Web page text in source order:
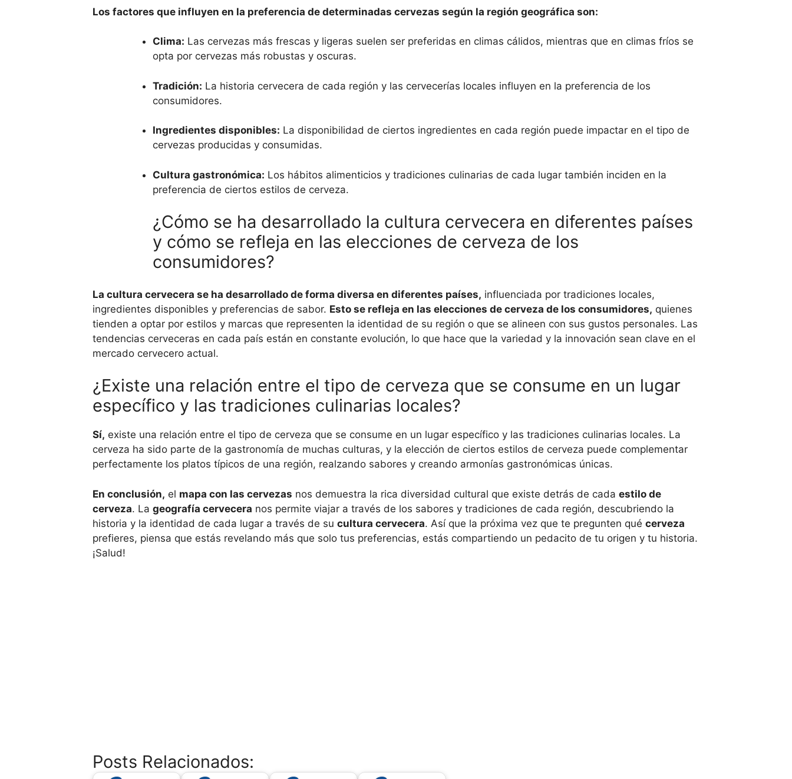
Los factores que influyen en la preferencia de determinadas cervezas según la región geográfica son:
Clima: Las cervezas más frescas y ligeras suelen ser preferidas en climas cálidos, mientras que en climas fríos se
opta por cervezas más robustas y oscuras.
Tradición: La historia cervecera de cada región y las cervecerías locales influyen en la preferencia de los
consumidores.
Ingredientes disponibles: La disponibilidad de ciertos ingredientes en cada región puede impactar en el tipo de
cervezas producidas y consumidas.
Cultura gastronómica: Los hábitos alimenticios y tradiciones culinarias de cada lugar también inciden en la
preferencia de ciertos estilos de cerveza.
¿Cómo se ha desarrollado la cultura cervecera en diferentes países
y cómo se refleja en las elecciones de cerveza de los
consumidores?
La cultura cervecera se ha desarrollado de forma diversa en diferentes países, influenciada por tradiciones locales,
ingredientes disponibles y preferencias de sabor. Esto se refleja en las elecciones de cerveza de los consumidores, quienes
tienden a optar por estilos y marcas que representen la identidad de su región o que se alineen con sus gustos personales. Las
tendencias cerveceras en cada país están en constante evolución, lo que hace que la variedad y la innovación sean clave en el
mercado cervecero actual.
¿Existe una relación entre el tipo de cerveza que se consume en un lugar
específico y las tradiciones culinarias locales?
Sí, existe una relación entre el tipo de cerveza que se consume en un lugar específico y las tradiciones culinarias locales. La
cerveza ha sido parte de la gastronomía de muchas culturas, y la elección de ciertos estilos de cerveza puede complementar
perfectamente los platos típicos de una región, realzando sabores y creando armonías gastronómicas únicas.
En conclusión, el mapa con las cervezas nos demuestra la rica diversidad cultural que existe detrás de cada estilo de
cerveza. La geografía cervecera nos permite viajar a través de los sabores y tradiciones de cada región, descubriendo la
historia y la identidad de cada lugar a través de su cultura cervecera. Así que la próxima vez que te pregunten qué cerveza
prefieres, piensa que estás revelando más que solo tus preferencias, estás compartiendo un pedacito de tu origen y tu historia.
¡Salud!
Posts Relacionados: